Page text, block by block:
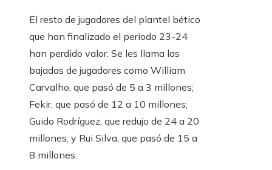
El resto de jugadores del plantel bético
que han finalizado el periodo 23-24
han perdido valor. Se les llama las
bajadas de jugadores como William
Carvalho, que pasó de 5 a 3 millones;
Fekir, que pasó de 12 a 10 millones;
Guido Rodríguez, que redujo de 24 a 20
millones; y Rui Silva, que pasó de 15 a
8 millones.